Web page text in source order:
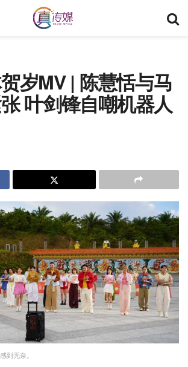
岁MV | 陈慧恬与马
叶剑锋自嘲机器人
到无奈。